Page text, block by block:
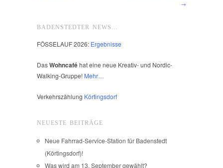
→
BADENSTEDTER NEWS…
FÖSSELAUF 2026: Ergebnisse
DasWohncaféhat eine neue Kreativ- und Nordic-
Walking-Gruppe! Mehr…
Verkehrszählung Körtingsdorf
NEUESTE BEITRÄGE
Neue Fahrrad-Service-Station für Badenstedt
(Körtingsdorf)!
Was wird am 13. September gewählt?